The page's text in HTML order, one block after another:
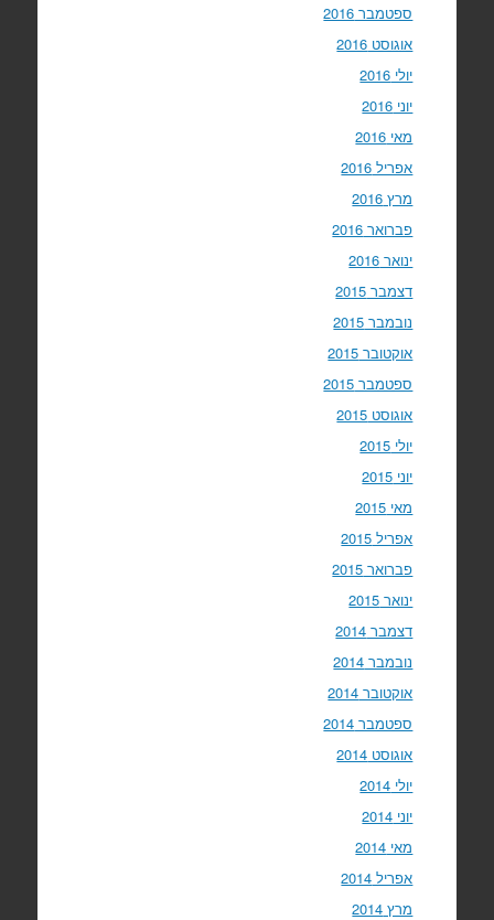
ספטמבר 2016
אוגוסט 2016
יולי 2016
יוני 2016
מאי 2016
אפריל 2016
מרץ 2016
פברואר 2016
ינואר 2016
דצמבר 2015
נובמבר 2015
אוקטובר 2015
ספטמבר 2015
אוגוסט 2015
יולי 2015
יוני 2015
מאי 2015
אפריל 2015
פברואר 2015
ינואר 2015
דצמבר 2014
נובמבר 2014
אוקטובר 2014
ספטמבר 2014
אוגוסט 2014
יולי 2014
יוני 2014
מאי 2014
אפריל 2014
מרץ 2014